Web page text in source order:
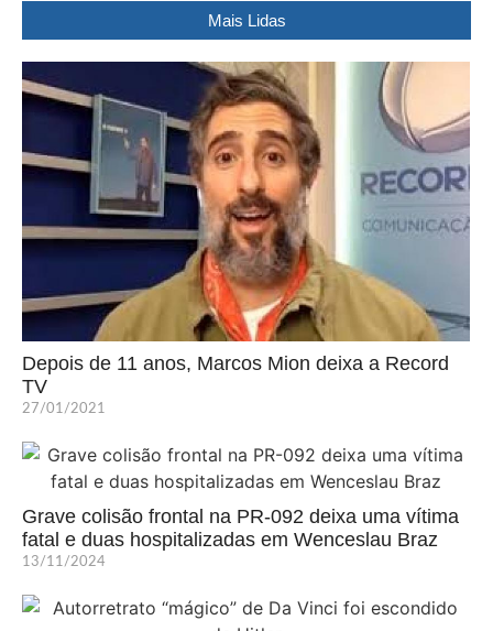
Mais Lidas
Depois de 11 anos, Marcos Mion deixa a Record
TV
27/01/2021
Grave colisão frontal na PR-092 deixa uma vítima
fatal e duas hospitalizadas em Wenceslau Braz
13/11/2024